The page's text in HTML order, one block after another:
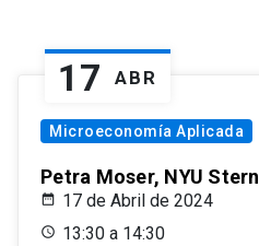
17 ABR
Microeconomía Aplicada
Petra Moser, NYU Stern
17 de Abril de 2024
13:30 a 14:30